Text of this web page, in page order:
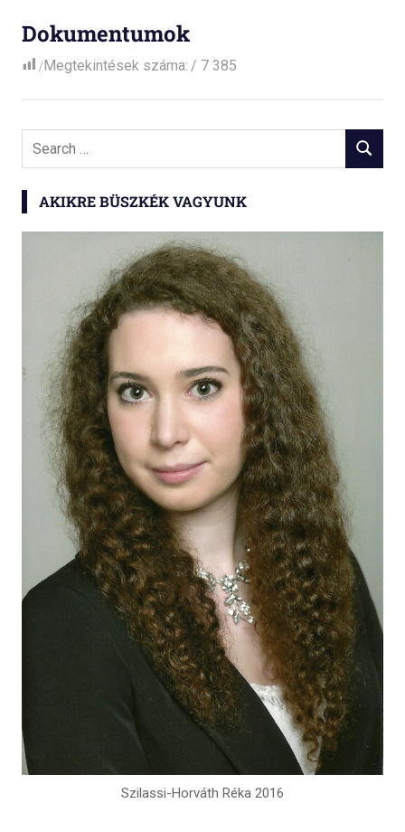
Dokumentumok
Megtekintések száma: 7 385
Search
SEARCH
AKIKRE BÜSZKÉK VAGYUNK
Szilassi-Horváth Réka 2016